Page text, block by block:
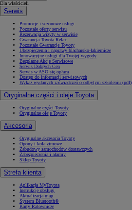
Dla właścicieli
Serwis
Promocje i sezonowe usługi
Pozostałe oferty serwisu
Rezerwacja wizyty w serwisie
Gwarancja Toyota Relax
Pozostałe Gwarancje Toyoty
Ubezpieczenia i naprawy blacharsko-lakiernicze
Innowacyjne usługi dla Twojej wygody
Bezpłatne Akcje Serwisowe
Serwis Dobrych Cen
Serwis w ASO się opłaca
Dostęp do informacji serwisowych
Wykaz wydanych zaświadczeń o odbytym szkoleniu (pdf)
Oryginalne części i oleje Toyota
Oryginalne części Toyoty
Oryginalne oleje Toyoty
Akcesoria
Oryginalne akcesoria Toyoty
Opony i koła zimowe
Zabudowy samochodów dostawczych
Zabezpieczenia i alarmy
Sklep Toyoty
Strefa klienta
Aplikacja MyToyota
Instrukcje obsługi
Aktualizacja map
System Bluetooth®
Karty Ratownicze